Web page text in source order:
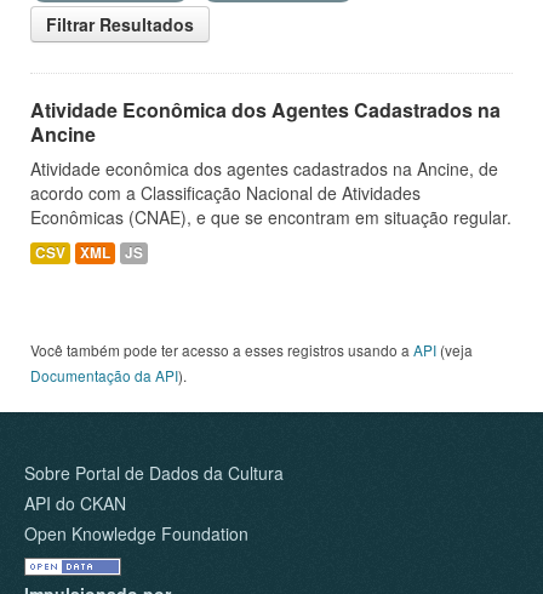
Filtrar Resultados
Atividade Econômica dos Agentes Cadastrados na
Ancine
Atividade econômica dos agentes cadastrados na Ancine, de
acordo com a Classificação Nacional de Atividades
Econômicas (CNAE), e que se encontram em situação regular.
CSV XML JS
Você também pode ter acesso a esses registros usando a API (veja
Documentação da API).
Sobre Portal de Dados da Cultura
API do CKAN
Open Knowledge Foundation